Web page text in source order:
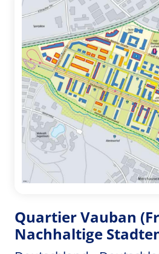
Quartier Vauban
Nachhaltige